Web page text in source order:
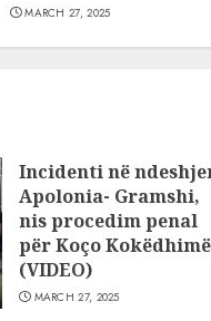
MARCH 27, 2025
Incidenti në
Apolonia- Gramshi,
nis procedim penal
për Koço
(VIDEO)
MARCH 27, 2025